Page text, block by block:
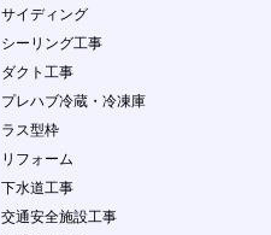
サイディング
シーリング工事
ダクト工事
プレハブ冷蔵・冷凍庫
ラス型枠
リフォーム
下水道工事
交通安全施設工事